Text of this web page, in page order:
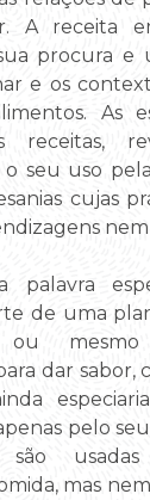
A receita
procura e
e os
As
receitas,
o seu uso
cujas
palavra
de uma
ou
dar sabor,
pelo
são
mas